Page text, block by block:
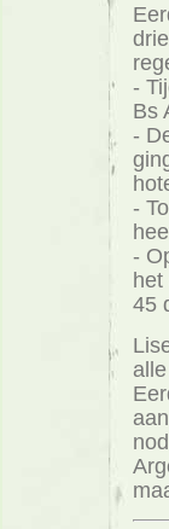
-
Bs
-
-
-
het
45